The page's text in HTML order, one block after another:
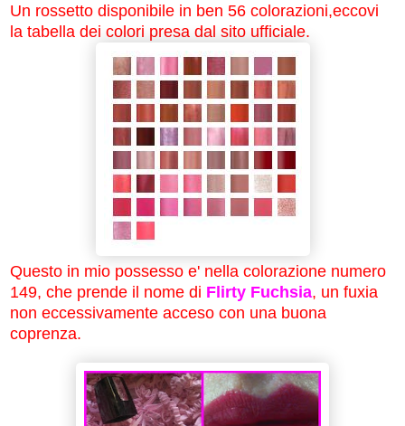
Un rossetto disponibile in ben 56 colorazioni,eccovi
la tabella dei colori presa dal sito ufficiale.
Questo in mio possesso e' nella colorazione numero
149, che prende il nome di Flirty Fuchsia, un fuxia
non eccessivamente acceso con una buona
coprenza.